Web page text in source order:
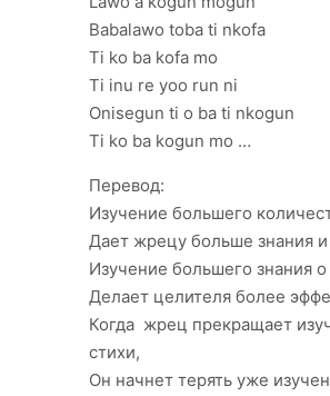
Babalawo toba ti nkofa
Ti ko ba kofa mo
Ti inu re yoo run ni
Onisegun ti o ba ti nkogun
Ti ko ba kogun mo …
Перевод:
Изучение большего
Дает жрецу больше знания
Изучение большего знания о
Делает целителя более
Когда жрец прекращает
стихи,
Он начнет терять уже